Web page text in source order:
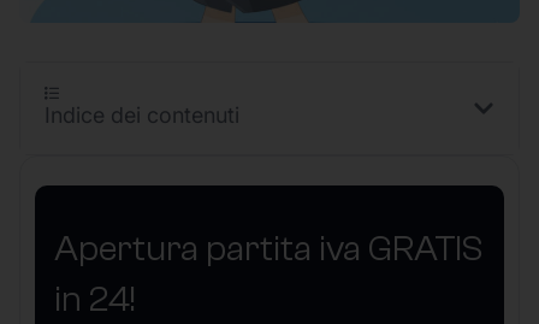
Apertura partita iva GRATIS
in 24!
Indice dei contenuti